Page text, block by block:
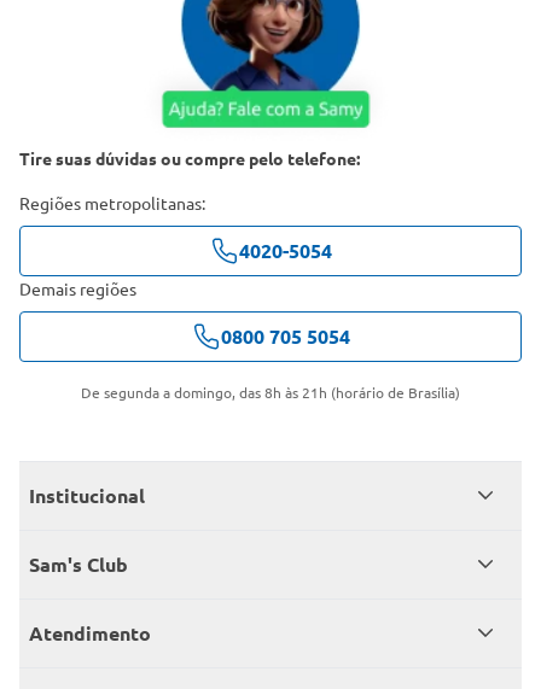
Tire suas dúvidas ou compre pelo telefone:
Regiões metropolitanas:
4020-5054
Demais regiões
0800 705 5054
De segunda a domingo, das 8h às 21h (horário de Brasília)
Institucional
Quem somos
Sam's Club
Seja sócio
Atendimento